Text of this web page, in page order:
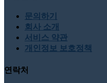
문의하기
회사 소개
서비스 약관
개인정보 보호정책
연락처